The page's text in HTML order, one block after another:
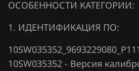
Hongqi
ОСОБЕННОСТИ КАТЕГОРИИ:
1. ИДЕНТИФИКАЦИЯ ПО:
10SW035352 - Версия